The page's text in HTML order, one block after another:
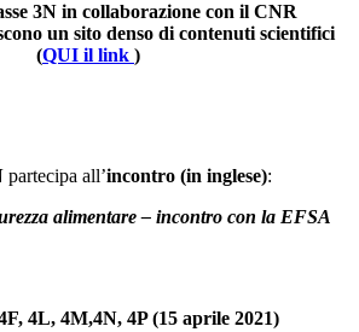
3N in collaborazione con il CNR
un sito denso di contenuti scientifici
(QUI il link )
partecipa all’incontro (in inglese):
alimentare – incontro con la EFSA
4L, 4M,4N, 4P (15 aprile 2021)